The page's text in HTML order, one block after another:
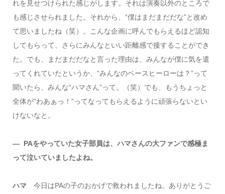
れを見せつけられた感じがします。それは演奏以外のところで
も感じさせられました。それから、“僕はまだまだだな”と改め
て思いましたね（笑）。こんな企画に呼んでもらえるほど認知
してもらって、さらにみんなといい距離感で接することができ
た。でも、まだまだだなと言った理由は、みんなが僕に気を遣
ってくれていたというか、“みんなのベースヒーローは？”って
聞いたら、みんな“ハマさん”って。（笑）でも、もうちょっと
全体が“わあぁっ！”ってなってもらえるように頑張らないとい
けないなと。
― PAをやっていた女子部員は、ハマさんの大ファンで感極ま
って泣いていましたよね。
ハマ 今日はPAの子のおかげで救われましたね。ありがとうご